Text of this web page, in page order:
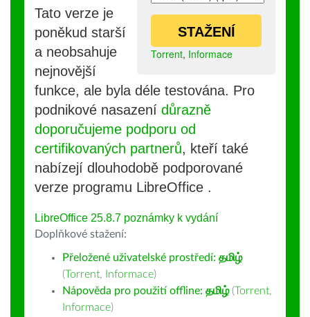
STAŽENÍ
Torrent, Informace
Tato verze je
poněkud starší
a neobsahuje
nejnovější
funkce, ale byla déle testována. Pro
podnikové nasazení důrazně
doporučujeme podporu od
certifikovaných partnerů, kteří také
nabízejí dlouhodobě podporované
verze programu LibreOffice .
LibreOffice 25.8.7 poznámky k vydání
Doplňkové stažení:
Přeložené uživatelské prostředí: தமிழ்
(Torrent, Informace)
Nápověda pro použití offline: தமிழ் (Torrent,
Informace)